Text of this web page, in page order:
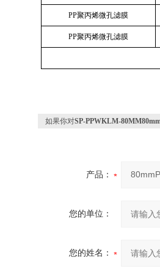
PP聚丙烯微孔滤膜
PP聚丙烯微孔滤膜
如果你对SP-PPWKLM-
产品：
您的单位：
您的姓名：